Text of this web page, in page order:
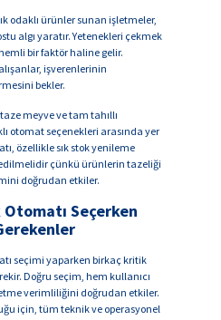
odaklı ürünler sunan işletmeler,
algı yaratır. Yetenekleri çekmek
bir faktör haline gelir.
işverenlerinin
bekler.
meyve ve tam tahıllı
otomat seçenekleri arasında yer
özellikle sık stok yenileme
çünkü ürünlerin tazeliği
doğrudan etkiler.
Otomatı Seçerken
seçimi yaparken birkaç kritik
Doğru seçim, hem kullanıcı
verimliliğini doğrudan etkiler.
için, tüm teknik ve operasyonel